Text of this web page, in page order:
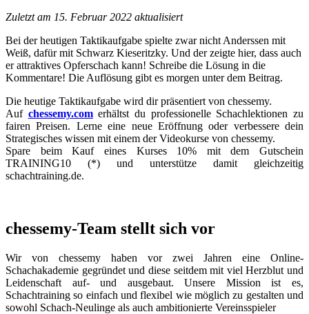
Zuletzt am 15. Februar 2022 aktualisiert
Bei der heutigen Taktikaufgabe spielte zwar nicht Anderssen mit
Weiß, dafür mit Schwarz Kieseritzky. Und der zeigte hier, dass auch
er attraktives Opferschach kann! Schreibe die Lösung in die
Kommentare! Die Auflösung gibt es morgen unter dem Beitrag.
Die heutige Taktikaufgabe wird dir präsentiert von chessemy.
Auf chessemy.comerhältst du professionelle Schachlektionen zu
fairen Preisen. Lerne eine neue Eröffnung oder verbessere dein
Strategisches wissen mit einem der Videokurse von chessemy.
Spare beim Kauf eines Kurses 10% mit dem Gutschein
TRAINING10 (*) und unterstütze damit gleichzeitig
schachtraining.de.
chessemy-Team stellt sich vor
Wir von chessemy haben vor zwei Jahren eine Online-
Schachakademie gegründet und diese seitdem mit viel Herzblut und
Leidenschaft auf- und ausgebaut. Unsere Mission ist es,
Schachtraining so einfach und flexibel wie möglich zu gestalten und
sowohl Schach-Neulinge als auch ambitionierte Vereinsspieler